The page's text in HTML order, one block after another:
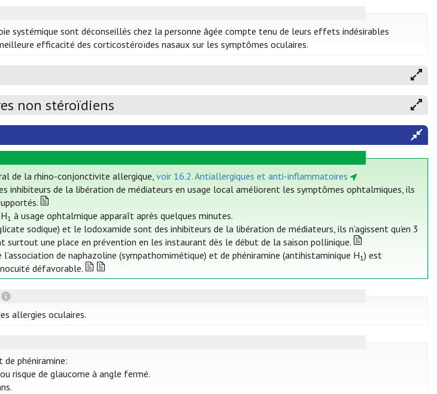
systémique sont déconseillés chez la personne âgée compte tenu de leurs effets indésirables
efficacité des corticostéroïdes nasaux sur les symptômes oculaires.
non stéroïdiens
de la rhino-conjonctivite allergique,voir 16.2. Antiallergiques et anti-inflammatoires
inhibiteurs de la libération de médiateurs en usage local améliorent les symptômes ophtalmiques, ils
1 à usage ophtalmique apparaît après quelques minutes.
sodique) et le lodoxamide sont des inhibiteurs de la libération de médiateurs, ils n’agissent qu’en 3
surtout une place en prévention en les instaurant dès le début de la saison pollinique.
de naphazoline (sympathomimétique) et de phéniramine (antihistaminique H1) est
défavorable.
allergies oculaires.
phéniramine:
risque de glaucome à angle fermé.